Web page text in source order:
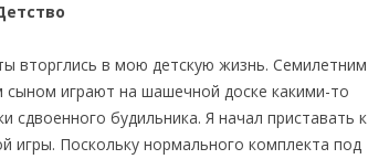
вторглись в мою детскую жизнь. Семилетним
играют на шашечной доске какими-то
будильника. Я начал приставать к
игры. Поскольку нормального комплекта под